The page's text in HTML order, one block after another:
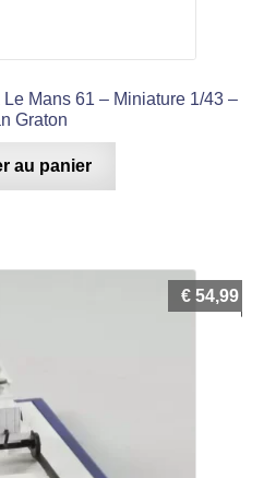
Mans 61 – Miniature 1/43 –
Graton
au panier
€ 54,99